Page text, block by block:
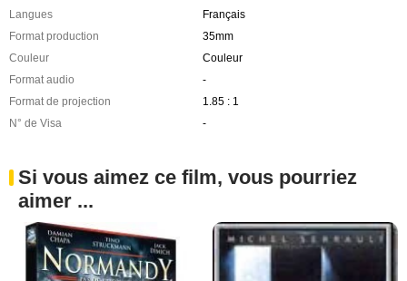
Langues
Français
Format production
35mm
Couleur
Couleur
Format audio
-
Format de projection
1.85 : 1
N° de Visa
-
Si vous aimez ce film, vous pourriez
aimer ...